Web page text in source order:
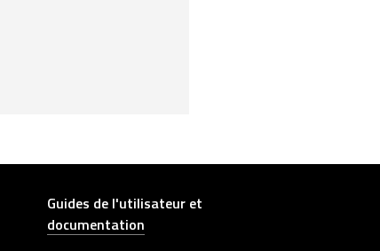
Other link
Guides de l'utilisateur et
documentation